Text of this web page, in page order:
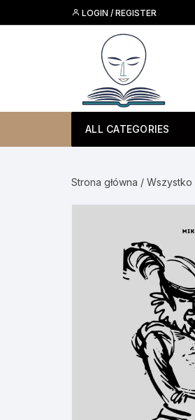
to
LOGIN / REGISTER
ALL CATEGORIES
Strona główna / Wszystko